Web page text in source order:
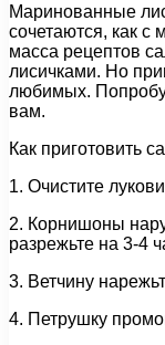
Маринованные
сочетаются, как
масса рецептов
лисичками. Но
любимых.
вам.
Как приготовить
1. Очистите
2. Корнишоны
разрежьте на 3-4
3. Ветчину
4. Петрушку